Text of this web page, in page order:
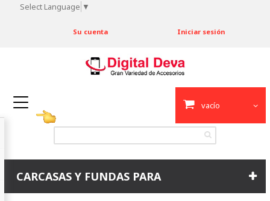
Select Language ▼
Iniciar sesión
Su cuenta
vacío
CARCASAS Y FUNDAS PARA